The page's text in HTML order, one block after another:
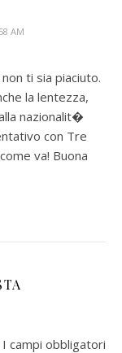
AM
ti sia piaciuto.
la lentezza,
nazionalit�
con Tre
va! Buona
I campi obbligatori